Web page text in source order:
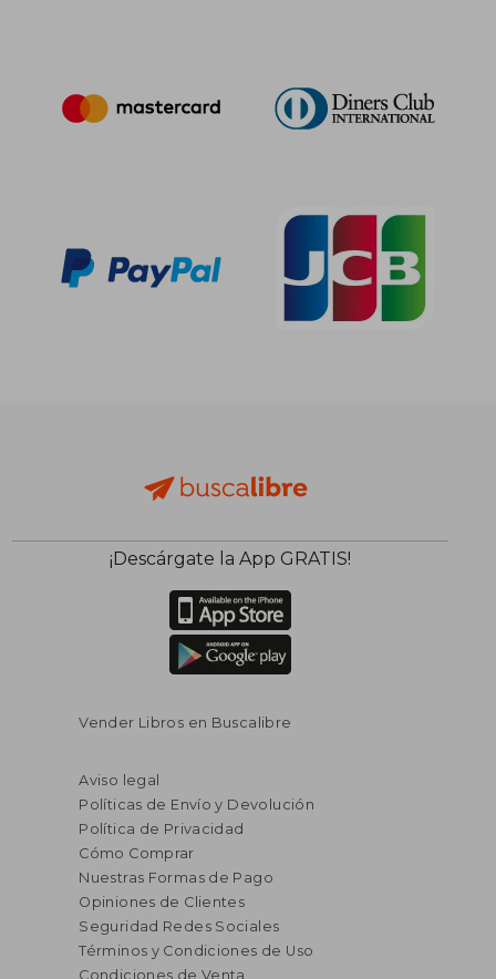
¡Descárgate la App GRATIS!
Vender Libros en Buscalibre
Aviso legal
Políticas de Envío y Devolución
Política de Privacidad
Cómo Comprar
Nuestras Formas de Pago
Opiniones de Clientes
Seguridad Redes Sociales
Términos y Condiciones de Uso
Condiciones de Venta